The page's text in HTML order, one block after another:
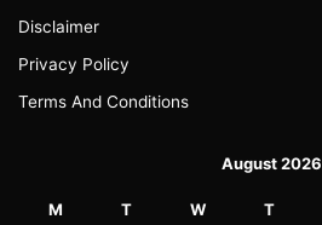
Disclaimer
Privacy Policy
Terms And Conditions
August 2026
M T W T